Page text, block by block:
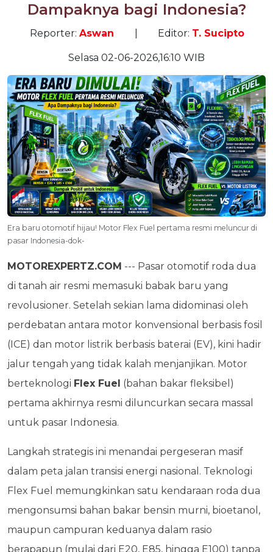
Dampaknya bagi Indonesia?
Reporter: Aswan Editor: T. Sucipto
Selasa 02-06-2026,16:10 WIB
Era baru otomotif hijau! Motor Flex Fuel pertama resmi meluncur di
pasar Indonesia-dok-
MOTOREXPERTZ.COM --- Pasar otomotif roda dua
di tanah air resmi memasuki babak baru yang
revolusioner. Setelah sekian lama didominasi oleh
perdebatan antara motor konvensional berbasis fosil
(ICE) dan motor listrik berbasis baterai (EV), kini hadir
jalur tengah yang tidak kalah menjanjikan. Motor
berteknologi Flex Fuel (bahan bakar fleksibel)
pertama akhirnya resmi diluncurkan secara massal
untuk pasar Indonesia.
Langkah strategis ini menandai pergeseran masif
dalam peta jalan transisi energi nasional. Teknologi
Flex Fuel memungkinkan satu kendaraan roda dua
mengonsumsi bahan bakar bensin murni, bioetanol,
maupun campuran keduanya dalam rasio
berapapun (mulai dari E20, E85, hingga E100) tanpa